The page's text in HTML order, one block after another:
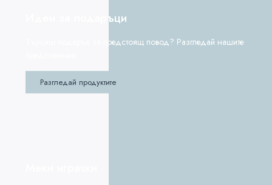
Идеи за подаръци
Търсиш подарък за предстоящ повод? Разгледай нашите
Разгледай продуктите